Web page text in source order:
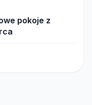
pokoje z